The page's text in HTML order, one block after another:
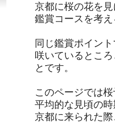
京都に桜の花を
鑑賞コースを考
同じ鑑賞ポイン
咲いているとこ
とです。
このページでは
平均的な見頃の
京都に来られた